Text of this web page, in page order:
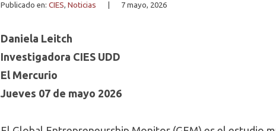
Publicado en: CIES, Noticias 7 mayo, 2026
Daniela Leitch
Investigadora CIES UDD
El Mercurio
Jueves 07 de mayo 2026